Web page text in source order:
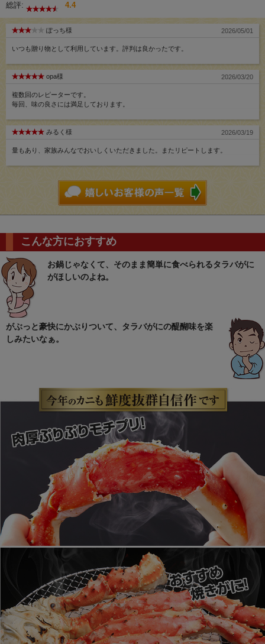
総評: 4.4
ぽっち様 2026/05/01
いつも贈り物として利用しています。評判は良かったです。
opa様 2026/03/20
複数回のレピーターです。
毎回、味の良さには満足しております。
みるく様 2026/03/19
量もあり、家族みんなでおいしくいただきました。またリピートします。
こんな方におすすめ
お鍋じゃなくて、そのまま簡単に食べられるタラバがに
がほしいのよね。
がぶっと豪快にかぶりついて、タラバがにの醍醐味を楽
しみたいなぁ。